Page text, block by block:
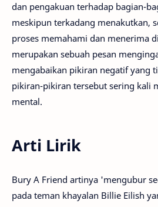
dan pengakuan terhadap bagian-
meskipun terkadang menakutkan,
proses memahami dan menerima
merupakan sebuah pesan
mengabaikan pikiran negatif yang
pikiran-pikiran tersebut sering kali
mental.
Arti Lirik
Bury A Friend artinya 'mengubur
pada teman khayalan Billie Eilish